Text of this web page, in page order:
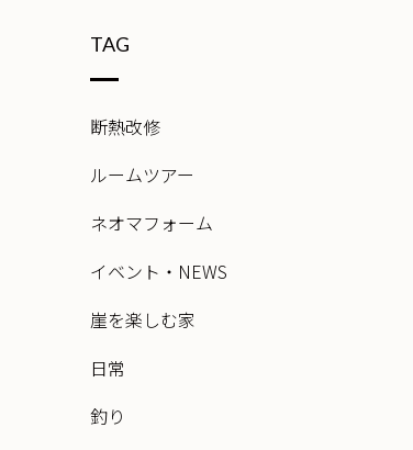
TAG
断熱改修
ルームツアー
ネオマフォーム
イベント・NEWS
崖を楽しむ家
日常
釣り